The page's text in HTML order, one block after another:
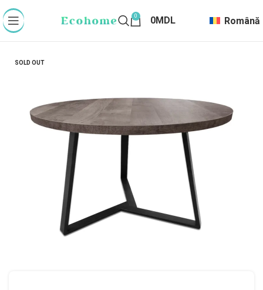
0 0MDL Română
SOLD OUT